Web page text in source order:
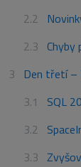
Chyby
Den třetí –
SQL